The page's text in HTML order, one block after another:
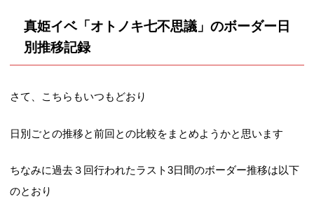
真姫イベ「オトノキ七不思議」のボーダー日
別推移記録
さて、こちらもいつもどおり
日別ごとの推移と前回との比較をまとめようかと思います
ちなみに過去３回行われたラスト3日間のボーダー推移は以下
のとおり